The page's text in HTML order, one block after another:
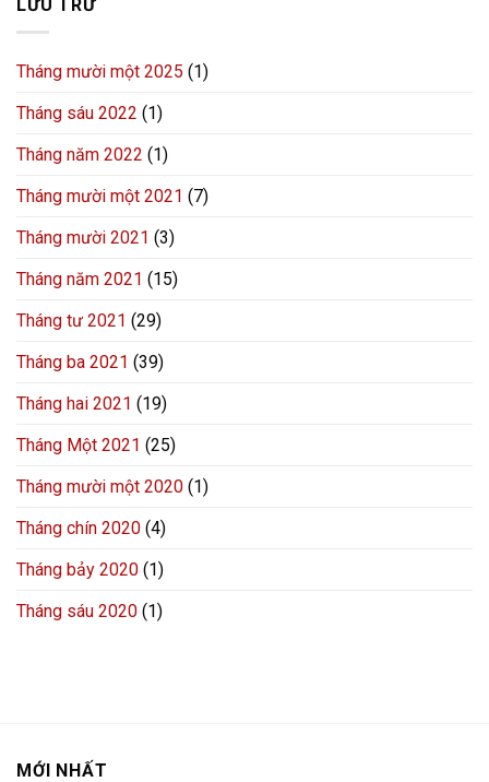
LƯU TRỮ
Tháng mười một 2025 (1)
Tháng sáu 2022 (1)
Tháng năm 2022 (1)
Tháng mười một 2021 (7)
Tháng mười 2021 (3)
Tháng năm 2021 (15)
Tháng tư 2021 (29)
Tháng ba 2021 (39)
Tháng hai 2021 (19)
Tháng Một 2021 (25)
Tháng mười một 2020 (1)
Tháng chín 2020 (4)
Tháng bảy 2020 (1)
Tháng sáu 2020 (1)
MỚI NHẤT